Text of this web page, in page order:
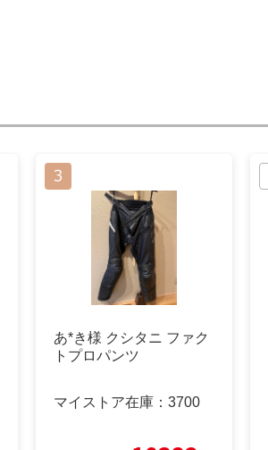
あ*き様 クシタニ ファク
トプロパンツ
マイストア在庫： 3700